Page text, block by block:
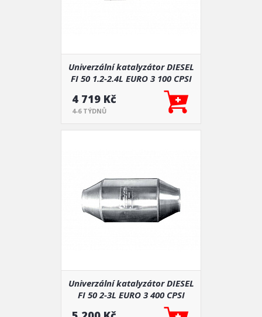
Univerzální katalyzátor DIESEL
FI 50 1.2-2.4L EURO 3 100 CPSI
4 719 Kč
4-6 TÝDNŮ
Univerzální katalyzátor DIESEL
FI 50 2-3L EURO 3 400 CPSI